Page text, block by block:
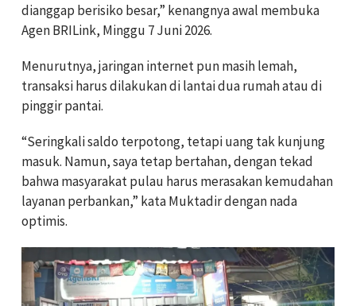
dianggap berisiko besar,” kenangnya awal membuka
Agen BRILink, Minggu 7 Juni 2026.
Menurutnya, jaringan internet pun masih lemah,
transaksi harus dilakukan di lantai dua rumah atau di
pinggir pantai.
“Seringkali saldo terpotong, tetapi uang tak kunjung
masuk. Namun, saya tetap bertahan, dengan tekad
bahwa masyarakat pulau harus merasakan kemudahan
layanan perbankan,” kata Muktadir dengan nada
optimis.